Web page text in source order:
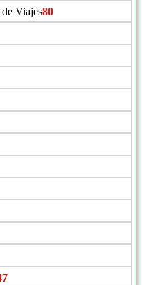
Viajes80